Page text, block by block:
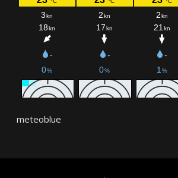
meteoblue